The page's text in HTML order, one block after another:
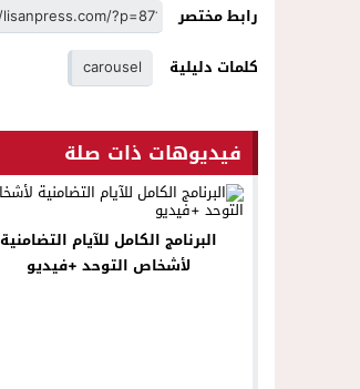
رابط مختصر
كلمات دليلية
carousel
فيديوهات ذات صلة
البرنامج الكامل للآيام التضامنية
لأشخاص التوحد +فيديو